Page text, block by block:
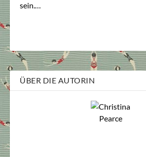
sein.…
ÜBER DIE AUTORIN